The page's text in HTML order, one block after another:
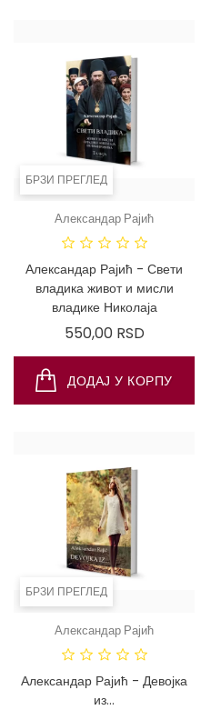
БРЗИ ПРЕГЛЕД
Александар Рајић
Александар Рајић - Свети
владика живот и мисли
владике Николаја
550,00 RSDЦена
ДОДАЈ У КОРПУ
БРЗИ ПРЕГЛЕД
Александар Рајић
Александар Рајић - Девојка
из...